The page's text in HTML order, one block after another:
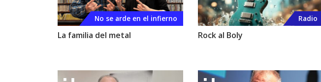
No se arde en el infierno
La familia del metal
Radio
Rock al Boly